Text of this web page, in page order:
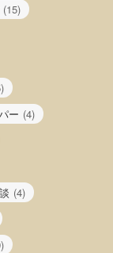
(15)
ー (4)
(4)